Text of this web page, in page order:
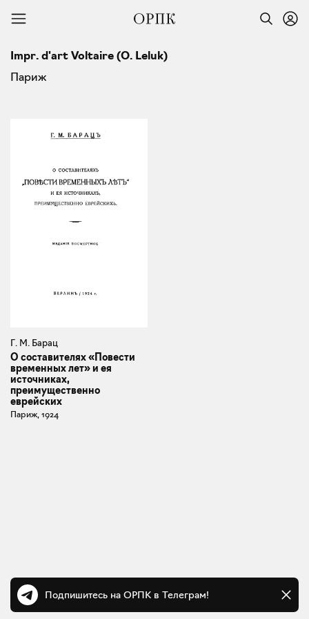
Impr. d'art Voltaire (O. Leluk)
Париж
Г. М. Барац
О составителях «Повести
временных лет» и ея
источниках,
преимущественно
еврейских
Париж, 1924
Подпишитесь на ОРПК в Телеграм!